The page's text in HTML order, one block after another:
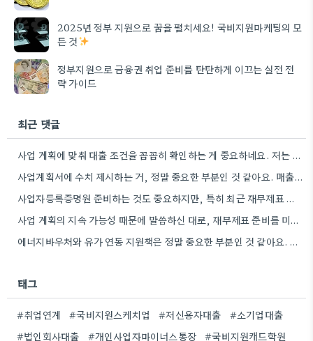
2025년 정부 지원으로 꿈을 펼치세요! 국비지원마케팅의 모
든 것
정부지원으로 금융권 취업 준비를 탄탄하게 이끄는 실전 전
략 가이드
최근 댓글
사업 계획에 맞춰 대출 조건을 꼼꼼히 확인하는 게 중요하네요. 저는 사업 확장 시 금리 변화를…
사업계획서에 수치 제시하는 거, 정말 중요한 부분인 것 같아요. 매출 성장률이나 고용 목표를 구체적으로 적으면…
사업자등록증명원 준비하는 것도 중요하지만, 특히 최근 재무제표 유효기간 꼭 확인해야 해요. 제가 최근 사업 계획서…
사업 계획의 지속 가능성 때문에 말씀하신 대로, 재무제표 준비를 미리 해두는 게 정말 중요하네요. 특히…
에너지바우처와 유가 연동 지원책은 정말 중요한 부분인 것 같아요. 특히 농어민분들이 에너지 가격 변동에 덜…
태그
#취업연계 #국비지원스케치업 #저신용자대출
#소기업대출
#법인회사대출
#개인사업자마이너스통장 #국비지원캐드학원